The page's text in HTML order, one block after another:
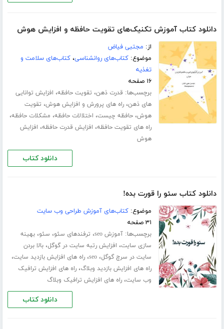
دانلود کتاب آموزش تکنیک‌های تقویت حافظه و افزایش هوش
از: مجتبی فیاض
موضوع:کتاب‌های روانشناسی،کتاب‌های سلامت و
تغذیه
۱۶ صفحه
برچسب‌ها: قدرت ذهن، تقویت حافظه، افزایش توانایی
های ذهن،راه های پرورش و افزایش هوش، تقویت
هوش،حافظه چیست، اختلالات حافظه، مشکلات حافظه،
راه های تقویت حافظه، افزایش قدرت حافظه، افزایش
هوش
دانلود کتاب
دانلود کتاب سئو را قورت بده!
موضوع:کتاب‌های آموزش طراحی وب سایت
۳۱ صفحه
برچسب‌ها:آموزش seo ، ترفندهای سئو، سئو،بهینه
سازی سایت، افزایش رتبه سایت در گوگل،بالا بردن
سایت در سرچ گوگل،seo،راه های افزایش بازدید سایت،
راه های افزایش بازدید وبلاگ،راه های افزایش ترافیک
وب سایت،راه های افزایش ترافیک وبلاگ
دانلود کتاب